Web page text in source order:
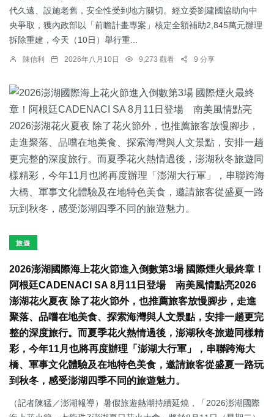
代久遠、設施老舊，安全性受到地方關切。經立委劉建國協助向中
央爭取，獲內政部以「前瞻計畫專案」核定全額補助2,845萬元辦理
拆除重建，今天（10日）舉行重...
陳信利 2026年八月10日 9,273 觀看 9 分享
旅遊
2026澎湖國際海上花火節進入倒數第3場 國際煙火最終章！
阿根廷CADENACI SA 8月11日登場 南美風情點亮2026
澎湖花火夏夜 除了花火節外，也推薦旅客放慢腳步，走進
聚落、品嚐在地美食、探索海灣與人文景點，安排一趟更完
整的深度旅行。而夏季花火熱情過後，澎湖秋冬旅遊同樣精
彩，今年11月也將再度辦理「澎湖大行軍」，串聯跨海大
橋、軍事文化體驗及在地特色美食，邀請旅客從盛夏一路玩
到秋冬，感受澎湖四季不同的旅遊魅力。
（記者陳猛／澎湖報導）暑假旅遊熱潮持續延燒，「2026澎湖國際